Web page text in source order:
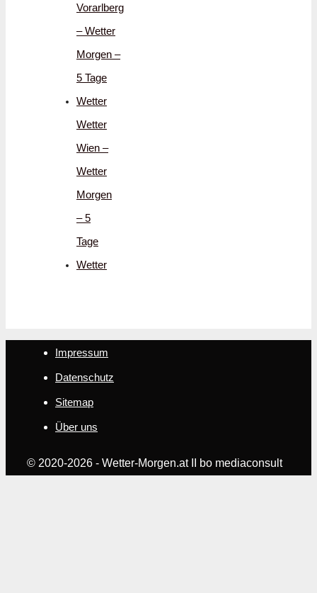
Vorarlberg
– Wetter
Morgen –
5 Tage
Wetter
Wetter
Wien –
Wetter
Morgen
– 5
Tage
Wetter
Impressum
Datenschutz
Sitemap
Über uns
© 2020-2026 - Wetter-Morgen.at II bo mediaconsult